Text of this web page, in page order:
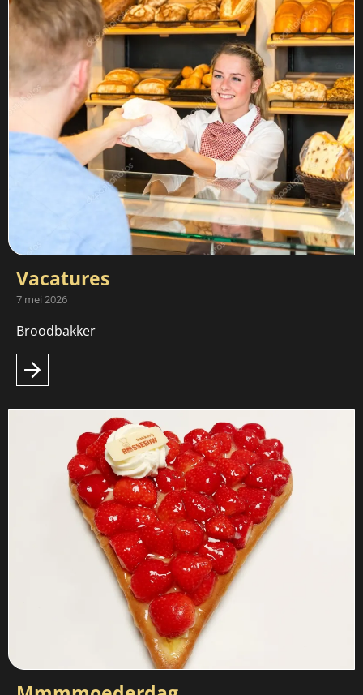
Vacatures
7 mei 2026
Broodbakker